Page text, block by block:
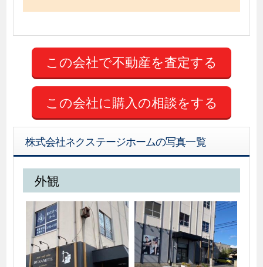
この会社に購入の相談をする
株式会社ネクステージホームの写真一覧
外観